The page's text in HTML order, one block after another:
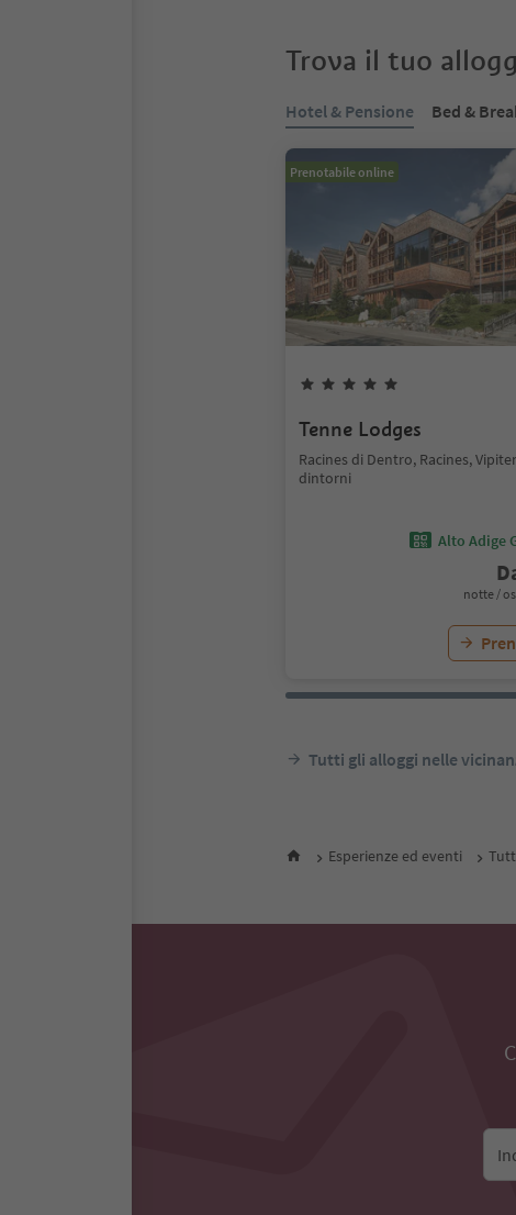
Trova il tuo
Hotel & Pensione Bed &
Prenotabile online
Tenne Lodges
Racines di Dentro, Racines,
dintorni
Alto Adige
notte /
Tutti gli alloggi nelle
Esperienze ed eventi